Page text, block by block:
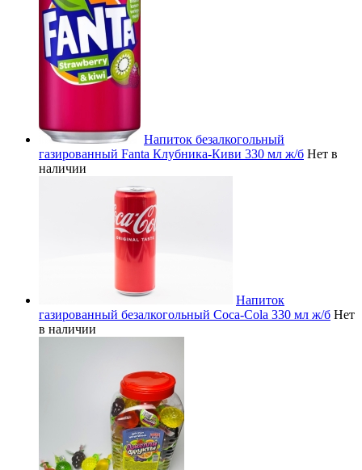
Напиток безалкогольный
газированный Fanta Клубника-Киви 330 мл ж/б Нет в
наличии
Напиток
газированный безалкогольный Coca-Cola 330 мл ж/б Нет
в наличии